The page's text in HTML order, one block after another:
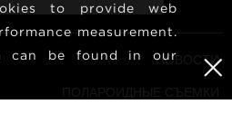
НОВОСТИ
ПОЛАРОИДНЫЕ СЪЕМКИ
to provide web
measurement.
can be found in our